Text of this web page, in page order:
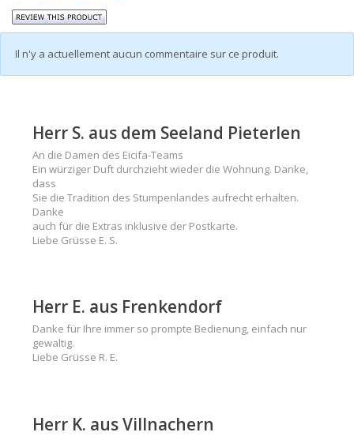
Il n'y a actuellement aucun commentaire sur ce produit.
Herr S. aus dem Seeland Pieterlen
An die Damen des Eicifa-Teams
Ein würziger Duft durchzieht wieder die Wohnung. Danke,
dass
Sie die Tradition des Stumpenlandes aufrecht erhalten.
Danke
auch für die Extras inklusive der Postkarte.
Liebe Grüsse E. S.
Herr E. aus Frenkendorf
Danke für Ihre immer so prompte Bedienung, einfach nur
gewaltig.
Liebe Grüsse R. E.
Herr K. aus Villnachern